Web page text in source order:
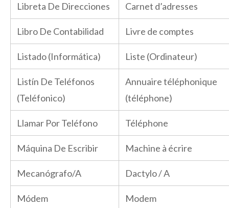
Libreta De Direcciones Carnet d’adresses
Libro De Contabilidad Livre de comptes
Listado (Informática) Liste (Ordinateur)
Listín De Teléfonos
(Teléfonico)
Annuaire téléphonique
(téléphone)
Llamar Por Teléfono Téléphone
Máquina De Escribir Machine à écrire
Mecanógrafo/A Dactylo / A
Módem Modem